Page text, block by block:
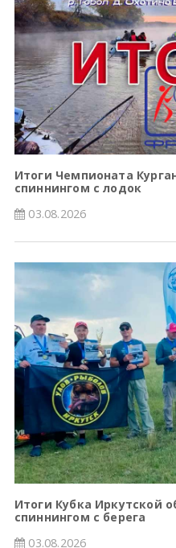
Итоги Чемпионата
спиннингом с лодок
03.08.2026
Итоги Кубка Иркутской
спиннингом с берега
03.08.2026